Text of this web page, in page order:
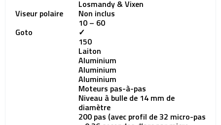
Losmandy & Vixen
Viseur polaire Non inclus
10 – 60
Goto ✓
150
Laiton
Aluminium
Aluminium
Aluminium
Moteurs pas-à-pas
Niveau à bulle de 14 mm de
diamètre
200 pas (avec profil de 32 micro-pas